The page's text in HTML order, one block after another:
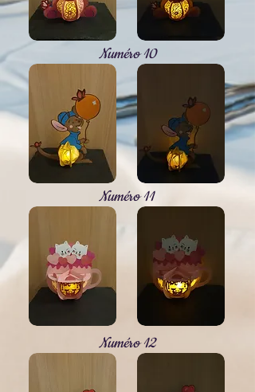
Numéro 10
Numéro 11
Numéro 12